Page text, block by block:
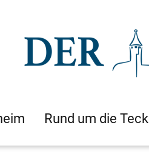
Rund um die Teck